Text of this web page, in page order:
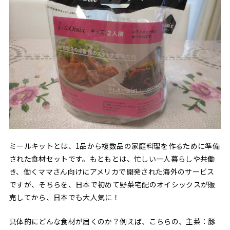
ミールキットとは、1品から複数品の家庭料理を作るために準備
された食材セットです。もともとは、忙しい一人暮らしや共働
き、働くママさん向けにアメリカで開発された海外のサービス
ですが、そちらを、日本で初めて野菜宅配のオイシックスが販
売してから、日本でも大人気に！
具体的にどんな食材が届くのか？例えば、こちらの、主菜：豚